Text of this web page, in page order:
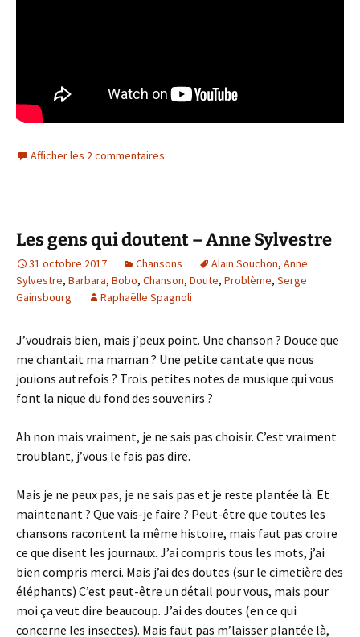
Afficher les 2 commentaires
Les gens qui doutent – Anne Sylvestre
31 octobre 2017 Chansons Alain Souchon, Anne
Sylvestre, Barbara, Bobo, Chanson, Doute, Problème, Serge
Gainsbourg
Raphaëlle Spagnoli
J’voudrais bien, mais j’peux point. Une chanson ? Douce que
me chantait ma maman ? Une petite cantate que nous
jouions autrefois ? Trois petites notes de musique qui vous
font la nique du fond des souvenirs ?
Ah non mais vraiment, je ne sais pas choisir. C’est vraiment
troublant, j’vous le fais pas dire.
Mais je ne peux pas, je ne sais pas et je reste plantée là. Et
maintenant ? Que vais-je faire ? Peut-être que toutes les
chansons racontent la même histoire, mais faut pas croire
ce que disent les journaux. J’ai compris tous les mots, j’ai
bien compris merci. Mais j’ai des doutes (sur le cimetière des
éléphants) C’est peut-être un détail pour vous, mais pour
moi ça veut dire beaucoup. J’ai des doutes (en ce qui
concerne les insectes). Mais faut pas m’laisser plantée là,